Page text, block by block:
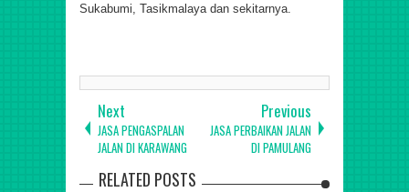
Sukabumi, Tasikmalaya dan sekitarnya.
Next
JASA PENGASPALAN
JALAN DI KARAWANG
Previous
JASA PERBAIKAN JALAN
DI PAMULANG
RELATED POSTS